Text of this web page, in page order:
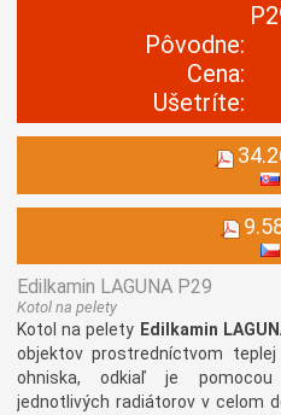
Pôvodne:
Cena:
Ušetríte:
Edilkamin LAGUNA P29
Kotol na pelety
Kotol na pelety Edilkamin
objektov prostredníctvom
ohniska, odkiaľ je
jednotlivých radiátorov v celom